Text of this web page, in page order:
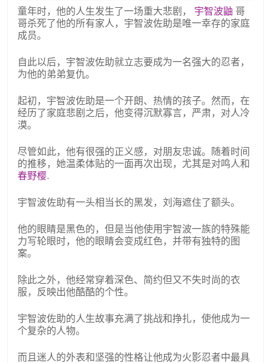
童年时，他的人生发生了一场重大悲剧， 宇智波鼬 哥
哥杀死了他的所有家人，宇智波佐助是唯一幸存的家庭
成员。
自此以后，宇智波佐助就立志要成为一名强大的忍者，
为他的弟弟复仇。
起初，宇智波佐助是一个开朗、热情的孩子。然而，在
经历了家庭悲剧之后，他变得沉默寡言，严肃，对人冷
漠。
尽管如此，他有很强的正义感，对朋友忠诚。随着时间
的推移，她温柔体贴的一面再次出现，尤其是对鸣人和
春野樱.
宇智波佐助有一头相当长的黑发，刘海遮住了额头。
他的眼睛是黑色的，但是当他使用宇智波一族的特殊能
力写轮眼时，他的眼睛会变成红色，并带有独特的图
案。
除此之外，他经常穿着深色、简约但又不失时尚的衣
服，反映出他酷酷的个性。
宇智波佐助的人生故事充满了挑战和挣扎，使他成为一
个复杂的人物。
而且迷人的外表和坚强的性格让他成为火影忍者中最具